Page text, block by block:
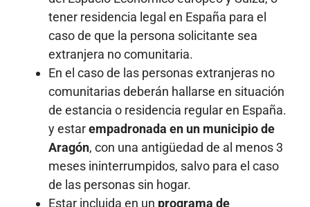
tener residencia legal en España para el
caso de que la persona solicitante sea
extranjera no comunitaria.
En el caso de las personas extranjeras no
comunitarias deberán hallarse en situación
de estancia o residencia regular en España.
y estarempadronada en un municipio de
Aragón, con una antigüedad de al menos 3
meses ininterrumpidos, salvo para el caso
de las personas sin hogar.
Estar incluida en un programa de